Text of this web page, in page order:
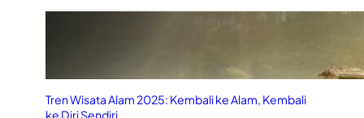
Tren Wisata Alam 2025: Kembali ke Alam, Kembali
ke Diri Sendiri